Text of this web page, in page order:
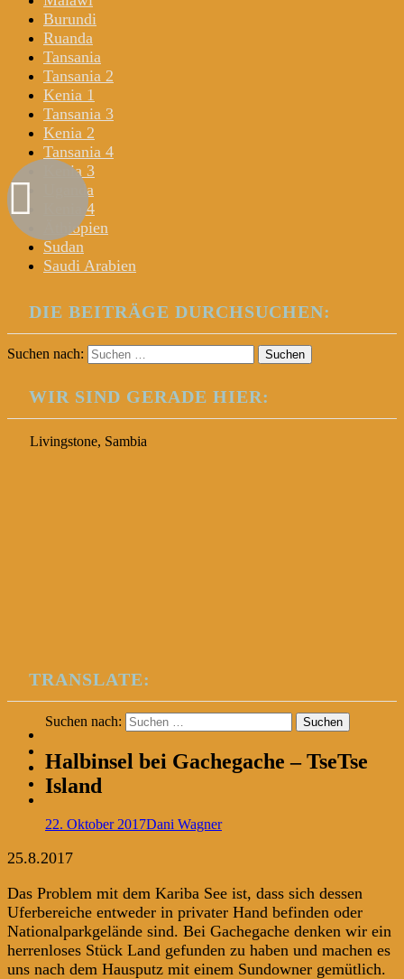
Burundi
Ruanda
Tansania
Tansania 2
Kenia 1
Tansania 3
Kenia 2
Tansania 4
Kenia 3
Uganda
Kenia 4
Äthiopien
Sudan
Saudi Arabien
DIE BEITRÄGE DURCHSUCHEN:
Suchen nach:
WIR SIND GERADE HIER:
Livingstone, Sambia
TRANSLATE:
Suchen nach:
Halbinsel bei Gachegache – TseTse
Island
22. Oktober 2017Dani Wagner
25.8.2017
Das Problem mit dem Kariba See ist, dass sich dessen
Uferbereiche entweder in privater Hand befinden oder
Nationalparkgelände sind. Bei Gachegache denken wir ein
herrenloses Stück Land gefunden zu haben und machen es
uns nach dem Hausputz mit einem Sundowner gemütlich.